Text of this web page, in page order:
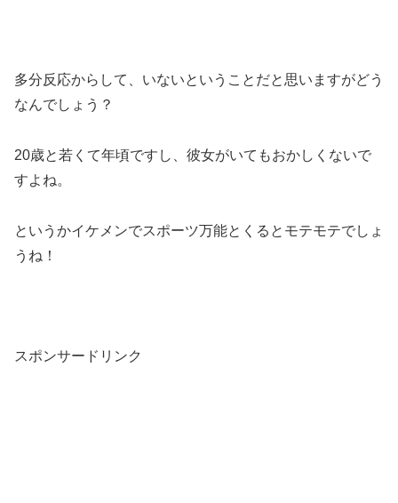
多分反応からして、いないということだと思いますがどう
なんでしょう？
20歳と若くて年頃ですし、彼女がいてもおかしくないで
すよね。
というかイケメンでスポーツ万能とくるとモテモテでしょ
うね！
スポンサードリンク